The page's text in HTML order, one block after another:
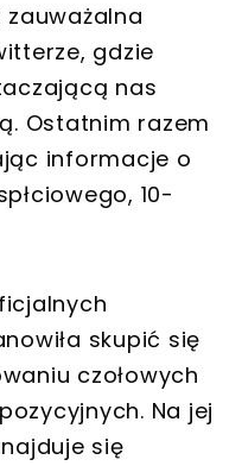
zauważalna
gdzie
nas
Ostatnim razem
informacje o
10-
skupić się
czołowych
Na jej
się